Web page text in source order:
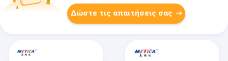
Δώστε τις απαιτήσεις σας